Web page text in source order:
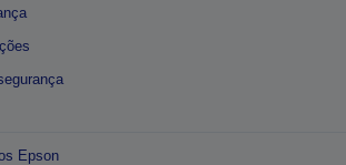
Epson